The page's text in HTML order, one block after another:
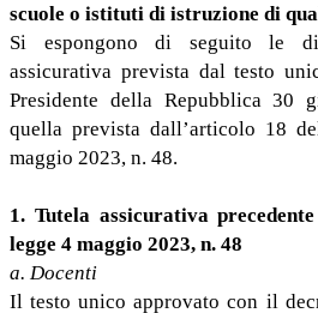
scuole o istituti di istruzione di
Si espongono di seguito le
assicurativa prevista dal testo
Presidente della Repubblica 30
quella prevista dall’articolo 18
maggio 2023, n. 48.
1. Tutela assicurativa
legge 4 maggio 2023, n. 48
a. Docenti
Il testo unico approvato con il